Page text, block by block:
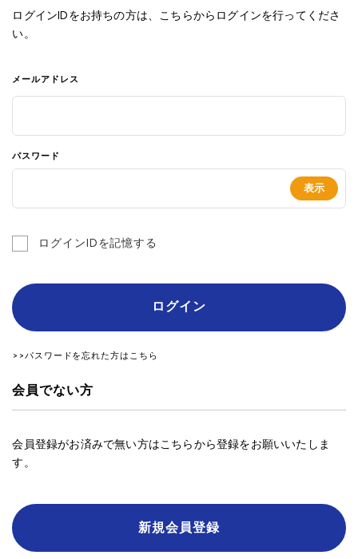
ログインIDをお持ちの方は、こちらからログインを行ってくださ
い。
メールアドレス
パスワード
ログインIDを記憶する
ログイン
>>パスワードを忘れた方はこちら
会員でない方
会員登録がお済みで無い方はこちらから登録をお願いいたしま
す。
新規会員登録